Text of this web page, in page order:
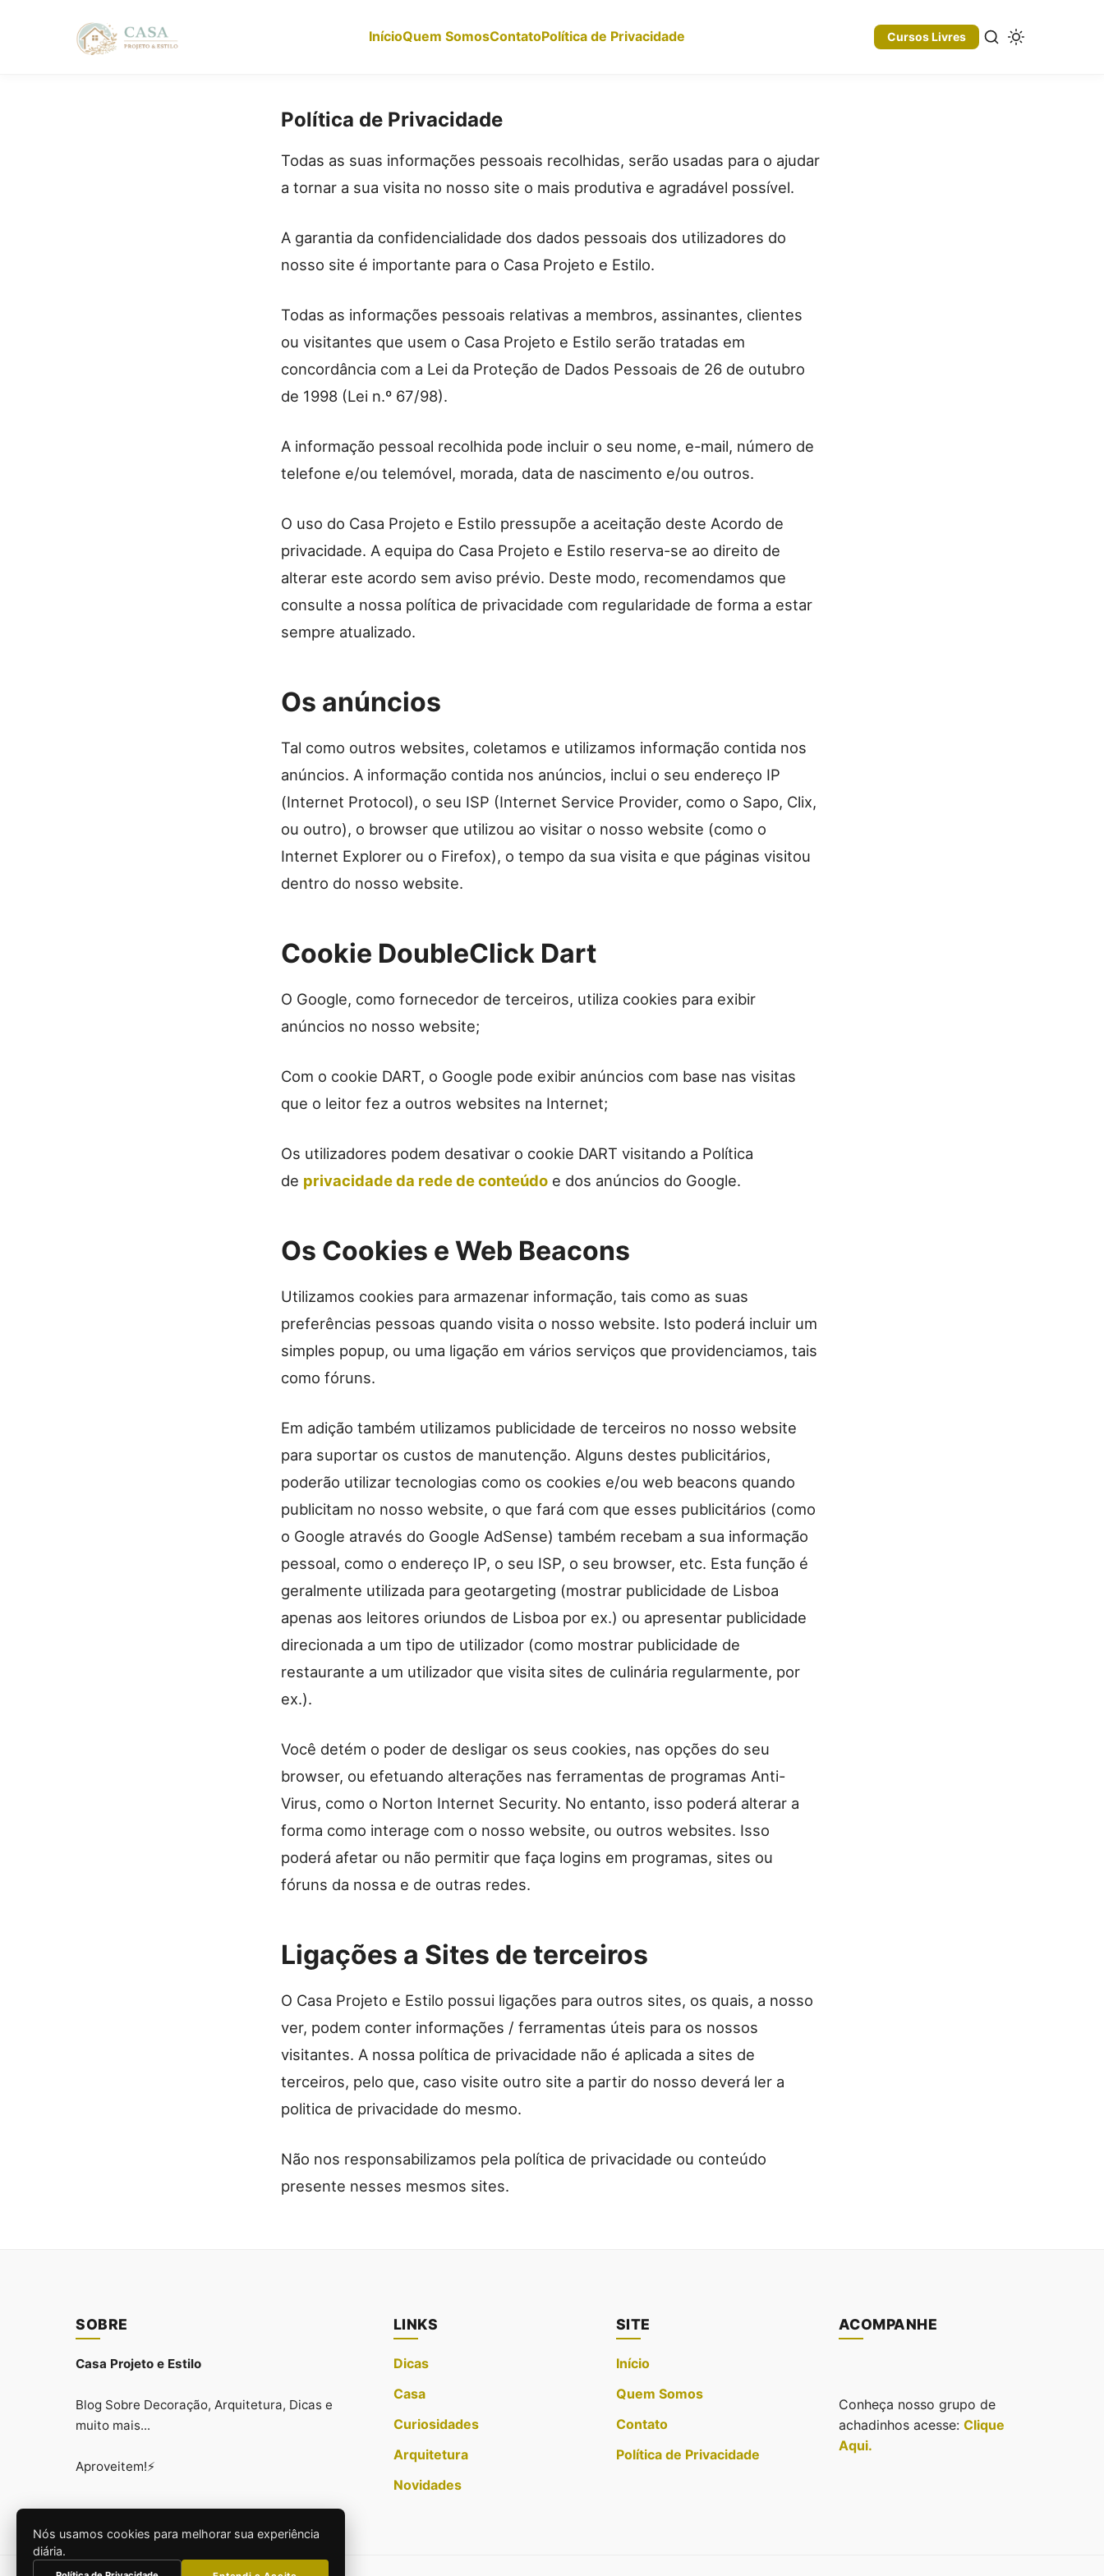
InícioQuem SomosContatoPolítica de Privacidade Cursos Livres
Política de Privacidade
Todas as suas informações pessoais recolhidas, serão usadas para o ajudar
a tornar a sua visita no nosso site o mais produtiva e agradável possível.
A garantia da confidencialidade dos dados pessoais dos utilizadores do
nosso site é importante para o Casa Projeto e Estilo.
Todas as informações pessoais relativas a membros, assinantes, clientes
ou visitantes que usem o Casa Projeto e Estilo serão tratadas em
concordância com a Lei da Proteção de Dados Pessoais de 26 de outubro
de 1998 (Lei n.º 67/98).
A informação pessoal recolhida pode incluir o seu nome, e-mail, número de
telefone e/ou telemóvel, morada, data de nascimento e/ou outros.
O uso do Casa Projeto e Estilo pressupõe a aceitação deste Acordo de
privacidade. A equipa do Casa Projeto e Estilo reserva-se ao direito de
alterar este acordo sem aviso prévio. Deste modo, recomendamos que
consulte a nossa política de privacidade com regularidade de forma a estar
sempre atualizado.
Os anúncios
Tal como outros websites, coletamos e utilizamos informação contida nos
anúncios. A informação contida nos anúncios, inclui o seu endereço IP
(Internet Protocol), o seu ISP (Internet Service Provider, como o Sapo, Clix,
ou outro), o browser que utilizou ao visitar o nosso website (como o
Internet Explorer ou o Firefox), o tempo da sua visita e que páginas visitou
dentro do nosso website.
Cookie DoubleClick Dart
O Google, como fornecedor de terceiros, utiliza cookies para exibir
anúncios no nosso website;
Com o cookie DART, o Google pode exibir anúncios com base nas visitas
que o leitor fez a outros websites na Internet;
Os utilizadores podem desativar o cookie DART visitando a Política
de privacidade da rede de conteúdo e dos anúncios do Google.
Os Cookies e Web Beacons
Utilizamos cookies para armazenar informação, tais como as suas
preferências pessoas quando visita o nosso website. Isto poderá incluir um
simples popup, ou uma ligação em vários serviços que providenciamos, tais
como fóruns.
Em adição também utilizamos publicidade de terceiros no nosso website
para suportar os custos de manutenção. Alguns destes publicitários,
poderão utilizar tecnologias como os cookies e/ou web beacons quando
publicitam no nosso website, o que fará com que esses publicitários (como
o Google através do Google AdSense) também recebam a sua informação
pessoal, como o endereço IP, o seu ISP, o seu browser, etc. Esta função é
geralmente utilizada para geotargeting (mostrar publicidade de Lisboa
apenas aos leitores oriundos de Lisboa por ex.) ou apresentar publicidade
direcionada a um tipo de utilizador (como mostrar publicidade de
restaurante a um utilizador que visita sites de culinária regularmente, por
ex.).
Você detém o poder de desligar os seus cookies, nas opções do seu
browser, ou efetuando alterações nas ferramentas de programas Anti-
Virus, como o Norton Internet Security. No entanto, isso poderá alterar a
forma como interage com o nosso website, ou outros websites. Isso
poderá afetar ou não permitir que faça logins em programas, sites ou
fóruns da nossa e de outras redes.
Ligações a Sites de terceiros
O Casa Projeto e Estilo possui ligações para outros sites, os quais, a nosso
ver, podem conter informações / ferramentas úteis para os nossos
visitantes. A nossa política de privacidade não é aplicada a sites de
terceiros, pelo que, caso visite outro site a partir do nosso deverá ler a
politica de privacidade do mesmo.
Não nos responsabilizamos pela política de privacidade ou conteúdo
presente nesses mesmos sites.
SOBRE
Casa Projeto e Estilo
Blog Sobre Decoração, Arquitetura, Dicas e
muito mais...
Aproveitem!⚡
LINKS
Dicas
Casa
Curiosidades
Arquitetura
Novidades
SITE
Início
Quem Somos
Contato
Política de Privacidade
ACOMPANHE
Conheça nosso grupo de
achadinhos acesse: Clique
Aqui.
Nós usamos cookies para melhorar sua experiência
diária.